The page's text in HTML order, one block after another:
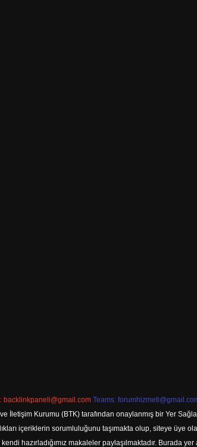
backlinkpaneli@gmail.com Teams:
İletişim Kurumu (BTK) tarafından onaylanmış bir Yer
içeriklerin sorumluluğunu taşımakta olup, siteye üye
hazırladığımız makaleler paylaşılmaktadır.